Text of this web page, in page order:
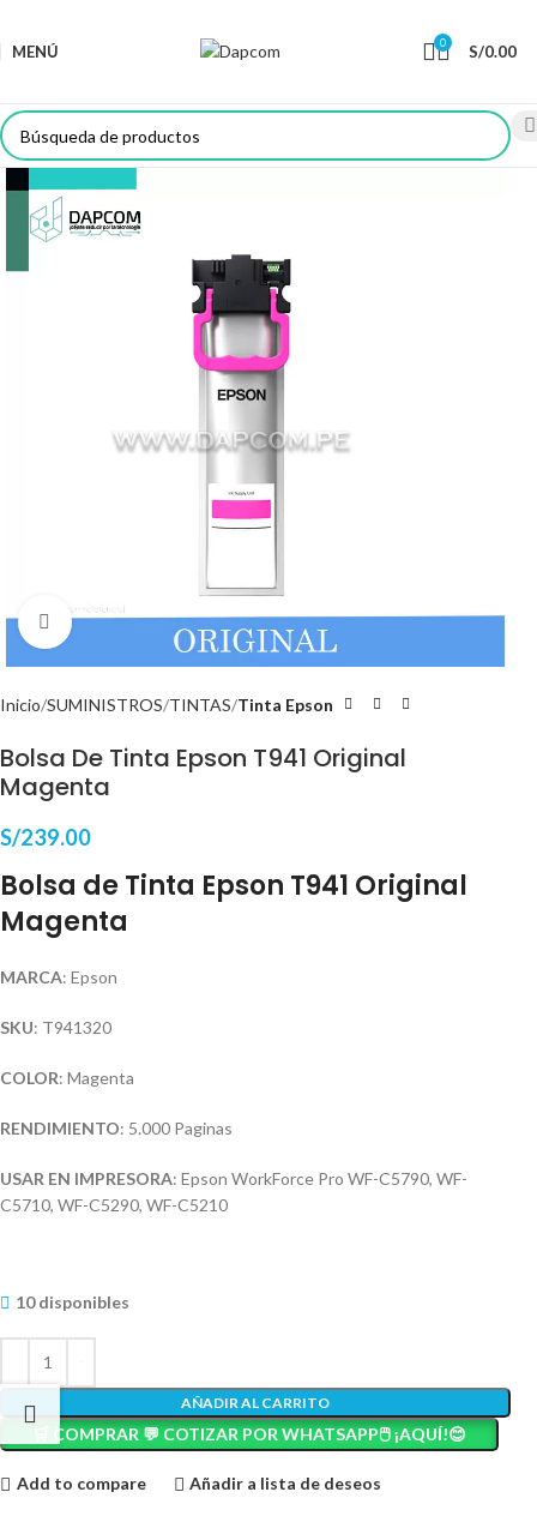
MENÚ 0 S/0.00
Haga Click para agrandar
Inicio SUMINISTROS TINTAS Tinta Epson
Bolsa De Tinta Epson T941 Original
Magenta
S/239.00
Bolsa de Tinta Epson T941 Original
Magenta
MARCA: Epson
SKU: T941320
COLOR: Magenta
RENDIMIENTO: 5.000 Paginas
USAR EN IMPRESORA: Epson WorkForce Pro WF-C5790, WF-
C5710, WF-C5290, WF-C5210
10 disponibles
AÑADIR AL CARRITO
🛒 COMPRAR 💬 COTIZAR POR WHATSAPP🖱️ ¡AQUÍ!😊
Add to compare Añadir a lista de deseos